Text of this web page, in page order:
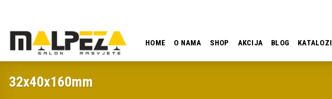
content
HOME O NAMA SHOP AKCIJA BLOG KATALOZI
32x40x160mm